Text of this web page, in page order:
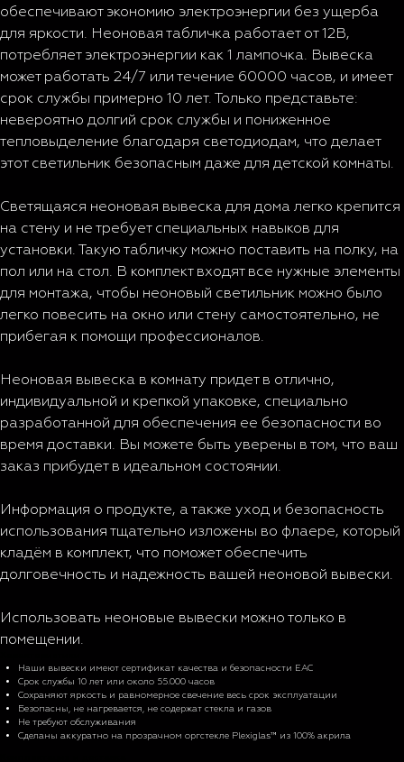
обеспечивают экономию электроэнергии без ущерба
для яркости. Неоновая табличка работает от 12В,
потребляет электроэнергии как 1 лампочка. Вывеска
может работать 24/7 или течение 60000 часов, и имеет
срок службы примерно 10 лет. Только представьте:
невероятно долгий срок службы и пониженное
тепловыделение благодаря светодиодам, что делает
этот светильник безопасным даже для детской комнаты.
Светящаяся неоновая вывеска для дома легко крепится
на стену и не требует специальных навыков для
установки. Такую табличку можно поставить на полку, на
пол или на стол. В комплект входят все нужные элементы
для монтажа, чтобы неоновый светильник можно было
легко повесить на окно или стену самостоятельно, не
прибегая к помощи профессионалов.
Неоновая вывеска в комнату придет в отлично,
индивидуальной и крепкой упаковке, специально
разработанной для обеспечения ее безопасности во
время доставки. Вы можете быть уверены в том, что ваш
заказ прибудет в идеальном состоянии.
Информация о продукте, а также уход и безопасность
использования тщательно изложены во флаере, который
кладём в комплект, что поможет обеспечить
долговечность и надежность вашей неоновой вывески.
Использовать неоновые вывески можно только в
помещении.
Наши вывески имеют сертификат качества и безопасности EAC
Срок службы 10 лет или около 55.000 часов
Сохраняют яркость и равномерное свечение весь срок эксплуатации
Безопасны, не нагревается, не содержат стекла и газов
Не требуют обслуживания
Сделаны аккуратно на прозрачном оргстекле Plexiglas™ из 100% акрила